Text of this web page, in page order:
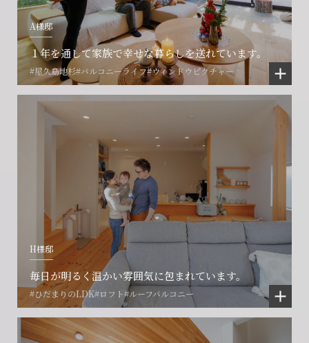
A様邸
１年を通して家族で幸せな暮らしを送れています。
#屋久島地杉#バルコニーライフ#ウィンドウピクチャー
H様邸
毎日が明るく温かい雰囲気に包まれています。
#ひだまりのLDK#ロフト#ルーフバルコニー
会社に関することや物件についての
ご相談はこちら
フォームからのお問い合わせ
CONTACT
お電話でのお問い合わせ
0466-24-2478
営業時間9:30~18:30 水曜定休
賃貸物件入居者様の
お困りごとのご相談はこちら
解約のお申し込み
CONTACT
プロコール24ご利用の方
0120-073-386
土地の活用・賃貸経営に関する
ご相談はこちら
フォームからのお問い合わせ
CONTACT
賃貸管理事業部へのお問い合わせ
0466-24-2478
営業時間9:30~18:30 水曜定休